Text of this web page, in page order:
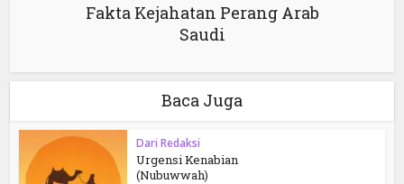
Fakta Kejahatan Perang Arab
Saudi
Baca Juga
Dari Redaksi
Urgensi Kenabian
(Nubuwwah)